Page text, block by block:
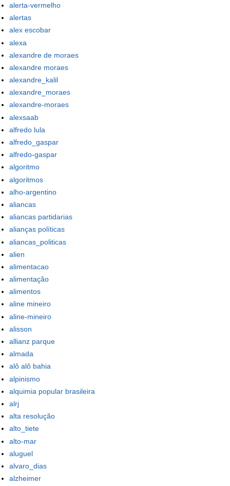
alerta-vermelho
alertas
alex escobar
alexa
alexandre de moraes
alexandre moraes
alexandre_kalil
alexandre_moraes
alexandre-moraes
alexsaab
alfredo lula
alfredo_gaspar
alfredo-gaspar
algoritmo
algoritmos
alho-argentino
aliancas
aliancas partidarias
alianças políticas
aliancas_politicas
alien
alimentacao
alimentação
alimentos
aline mineiro
aline-mineiro
alisson
allianz parque
almada
alô alô bahia
alpinismo
alquimia popular brasileira
alrj
alta resolução
alto_tiete
alto-mar
aluguel
alvaro_dias
alzheimer